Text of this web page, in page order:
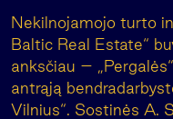
Nekilnojamojo turto
Baltic Real Estate“
anksčiau –
antrąją
Vilnius“. Sostinės A.